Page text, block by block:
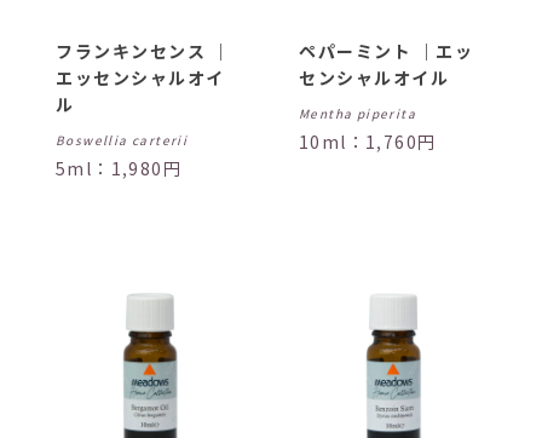
フランキンセンス ｜
エッセンシャルオイ
ル
Boswellia carterii
5ml：1,980円
ペパーミント ｜エッ
センシャルオイル
Mentha piperita
10ml：1,760円